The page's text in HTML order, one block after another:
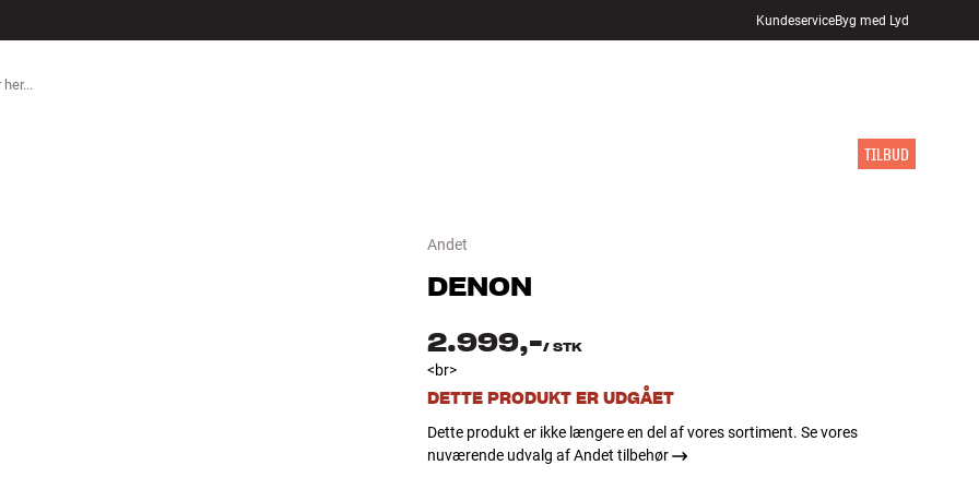
KundeserviceByg med Lyd
TILBUD
Andet
DENON
2.999,-/ STK
<br>
DETTE PRODUKT ER UDGÅET
Dette produkt er ikke længere en del af vores sortiment. Se vores
nuværende udvalg af Andet tilbehør